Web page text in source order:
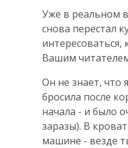
Уже в реальном
снова перестал
интересоваться,
Вашим
Он не знает, что
бросила после
начала - и было
заразы). В
машине - везде